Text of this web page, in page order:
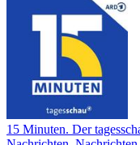
15 Minuten. Der